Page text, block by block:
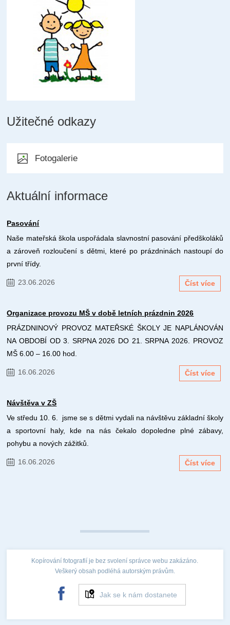
Užitečné odkazy
Fotogalerie
Aktuální informace
Pasování
Naše mateřská škola uspořádala slavnostní pasování předškoláků
a zároveň rozloučení s dětmi, které po prázdninách nastoupí do
první třídy.
23.06.2026 Číst více
Organizace provozu MŠ v době letních prázdnin 2026
PRÁZDNINOVÝ PROVOZ MATEŘSKÉ ŠKOLY JE NAPLÁNOVÁN
NA OBDOBÍ OD 3. SRPNA 2026 DO 21. SRPNA 2026. PROVOZ
MŠ 6.00 – 16.00 hod.
16.06.2026 Číst více
Návštěva v ZŠ
Ve středu 10. 6. jsme se s dětmi vydali na návštěvu základní školy
a sportovní haly, kde na nás čekalo dopoledne plné zábavy,
pohybu a nových zážitků.
16.06.2026 Číst více
Kopírování fotografií je bez svolení správce webu zakázáno.
Veškerý obsah podléhá autorským právům.
Jak se k nám dostanete